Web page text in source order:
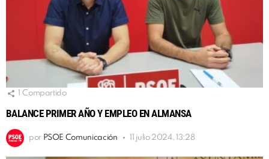
Compartido
BALANCE PRIMER AÑO Y EMPLEO EN ALMANSA
por PSOE Comunicación 11 julio 2024, 13:28